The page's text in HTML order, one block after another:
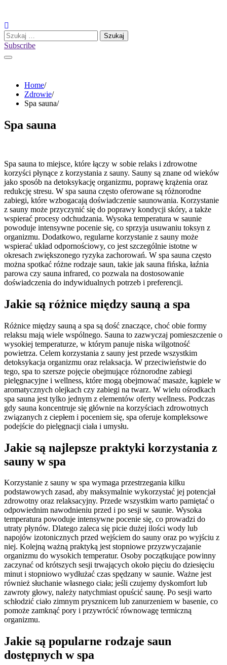
content
Szukaj:
Subscribe
Home
Zdrowie
Spa sauna
Spa sauna
Spa sauna to miejsce, które łączy w sobie relaks i zdrowotne
korzyści płynące z korzystania z sauny. Sauny są znane od wieków
jako sposób na detoksykację organizmu, poprawę krążenia oraz
redukcję stresu. W spa sauna często oferowane są różnorodne
zabiegi, które wzbogacają doświadczenie saunowania. Korzystanie
z sauny może przyczynić się do poprawy kondycji skóry, a także
wspierać procesy odchudzania. Wysoka temperatura w saunie
powoduje intensywne pocenie się, co sprzyja usuwaniu toksyn z
organizmu. Dodatkowo, regularne korzystanie z sauny może
wspierać układ odpornościowy, co jest szczególnie istotne w
okresach zwiększonego ryzyka zachorowań. W spa sauna często
można spotkać różne rodzaje saun, takie jak sauna fińska, łaźnia
parowa czy sauna infrared, co pozwala na dostosowanie
doświadczenia do indywidualnych potrzeb i preferencji.
Jakie są różnice między sauną a spa
Różnice między sauną a spa są dość znaczące, choć obie formy
relaksu mają wiele wspólnego. Sauna to zazwyczaj pomieszczenie o
wysokiej temperaturze, w którym panuje niska wilgotność
powietrza. Celem korzystania z sauny jest przede wszystkim
detoksykacja organizmu oraz relaksacja. W przeciwieństwie do
tego, spa to szersze pojęcie obejmujące różnorodne zabiegi
pielęgnacyjne i wellness, które mogą obejmować masaże, kąpiele w
aromatycznych olejkach czy zabiegi na twarz. W wielu ośrodkach
spa sauna jest tylko jednym z elementów oferty wellness. Podczas
gdy sauna koncentruje się głównie na korzyściach zdrowotnych
związanych z ciepłem i poceniem się, spa oferuje kompleksowe
podejście do pielęgnacji ciała i umysłu.
Jakie są najlepsze praktyki korzystania z
sauny w spa
Korzystanie z sauny w spa wymaga przestrzegania kilku
podstawowych zasad, aby maksymalnie wykorzystać jej potencjał
zdrowotny oraz relaksacyjny. Przede wszystkim warto pamiętać o
odpowiednim nawodnieniu przed i po sesji w saunie. Wysoka
temperatura powoduje intensywne pocenie się, co prowadzi do
utraty płynów. Dlatego zaleca się picie dużej ilości wody lub
napojów izotonicznych przed wejściem do sauny oraz po wyjściu z
niej. Kolejną ważną praktyką jest stopniowe przyzwyczajanie
organizmu do wysokich temperatur. Osoby początkujące powinny
zaczynać od krótszych sesji trwających około pięciu do dziesięciu
minut i stopniowo wydłużać czas spędzany w saunie. Ważne jest
również słuchanie własnego ciała; jeśli czujemy dyskomfort lub
zawroty głowy, należy natychmiast opuścić saunę. Po sesji warto
schłodzić ciało zimnym prysznicem lub zanurzeniem w basenie, co
pomoże zamknąć pory i przywrócić równowagę termiczną
organizmu.
Jakie są popularne rodzaje saun
dostępnych w spa